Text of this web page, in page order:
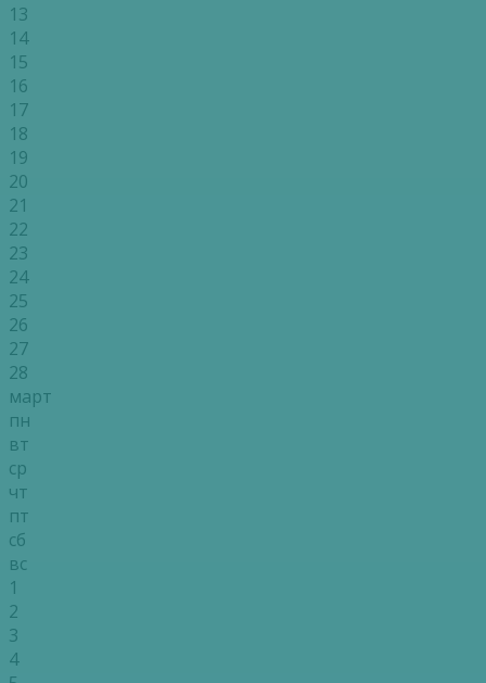
13
14
15
16
17
18
19
20
21
22
23
24
25
26
27
28
март
пн
вт
ср
чт
пт
сб
вс
1
2
3
4